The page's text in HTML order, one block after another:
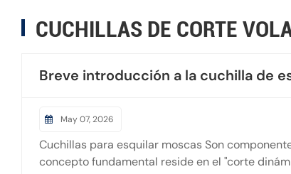
CUCHILLAS DE CORTE
Breve introducción a la cuchilla de
May 07, 2026
Cuchillas para esquilar moscas Son
concepto fundamental reside en el "corte